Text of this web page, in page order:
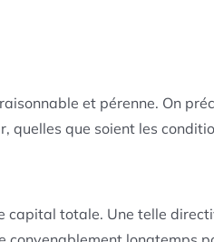
et pérenne. On
quelles que soient les
totale. Une telle